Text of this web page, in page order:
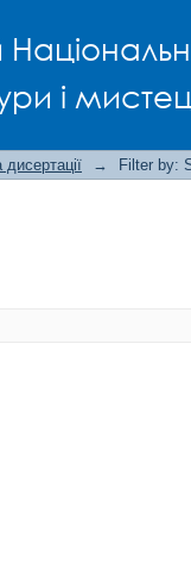
і
→ Filter by: